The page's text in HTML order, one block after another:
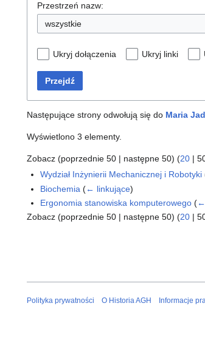
Przestrzeń nazw:
wszystkie
Ukryj dołączenia Ukryj linki
Przejdź
Następujące strony odwołują się do Maria
Wyświetlono 3 elementy.
Zobacz (poprzednie 50 | następne 50) (20 |
Wydział Inżynierii Mechanicznej i Robotyki
Biochemia (← linkujące)
Ergonomia stanowiska komputerowego (
Zobacz (poprzednie 50 | następne 50) (20 |
Polityka prywatności O Historia AGH Informacje